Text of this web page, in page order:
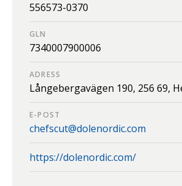
556573-0370
GLN
7340007900006
ADRESS
Långebergavägen 190, 256 69,
E-POST
chefscut@dolenordic.com
https://dolenordic.com/